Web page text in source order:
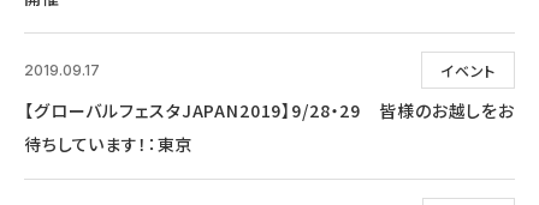
イベント
2019.09.17
【グローバルフェスタJAPAN2019】9/28・29 皆様のお越しをお
待ちしています！：東京